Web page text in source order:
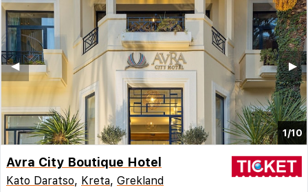
1/10
▶︎
◀︎
Avra City Boutique Hotel
Kato Daratso, Kreta, Grekland